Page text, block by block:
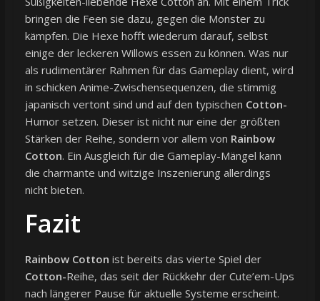
bringen die Feen sie dazu, gegen die Monster zu
kämpfen. Die Hexe hofft wiederum darauf, selbst
einige der leckeren Willows essen zu können. Was nur
als rudimentärer Rahmen für das Gameplay dient, wird
in schicken Anime-Zwischensequenzen, die stimmig
japanisch vertont sind und auf den typischen Cotton-
Humor setzen. Dieser ist nicht nur eine der größten
Stärken der Reihe, sondern vor allem von Rainbow
Cotton. Ein Ausgleich für die Gameplay-Mängel kann
die charmante und witzige Inszenierung allerdings
nicht bieten.
Fazit
Rainbow Cotton ist bereits das vierte Spiel der
Cotton-Reihe, das seit der Rückkehr der Cute’em-Ups
nach längerer Pause für aktuelle Systeme erscheint.